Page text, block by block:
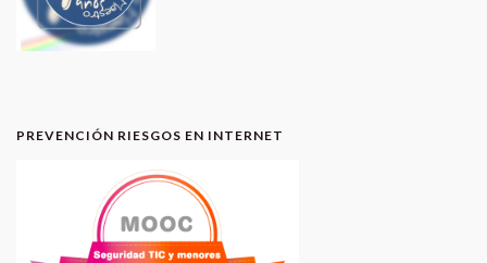
PREVENCIÓN RIESGOS EN INTERNET